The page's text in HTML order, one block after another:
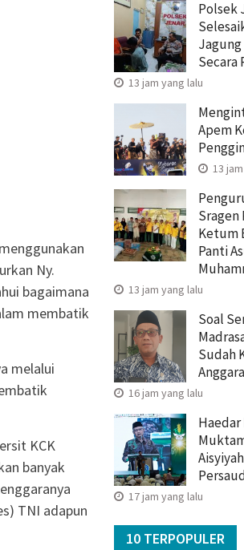
Ny.
bagaimana
membatik
melalui
KCK
banyak
TNI adapun
Polsek
Secara
13 jam yang lalu
Apem
13
Sragen
Ketum
Panti
13 jam yang lalu
Soal
Sudah
16 jam yang lalu
17 jam yang lalu
10 TERPOPULER